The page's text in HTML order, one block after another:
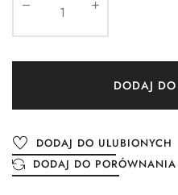
DODAJ
DODAJ DO ULUBIONYCH
DODAJ DO PORÓWNANIA